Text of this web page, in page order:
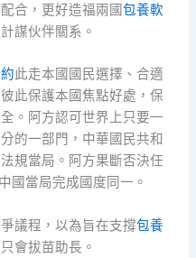
合，更好造福兩國包養軟
謀伙伴關系。
此走本國國民選擇、合適
此保護本國焦點好處，保
。阿方認可世界上只要一
的一部門，中華國民共和
規當局。阿方果斷否決任
國當局完成國度同一。
議程，以為旨在支撐包養
會拔苗助長。